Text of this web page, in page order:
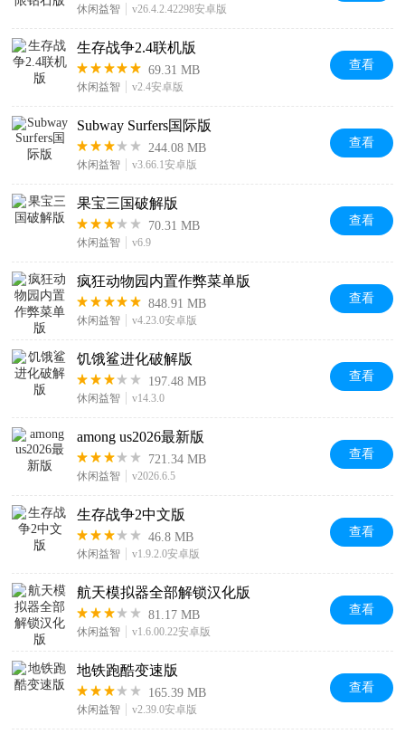
休闲益智 v26.4.2.42298安卓版
生存战争2.4联机版
69.31 MB
休闲益智 v2.4安卓版
查看
Subway Surfers国际版
244.08 MB
休闲益智 v3.66.1安卓版
查看
果宝三国破解版
70.31 MB
休闲益智 v6.9
查看
疯狂动物园内置作弊菜单版
848.91 MB
休闲益智 v4.23.0安卓版
查看
饥饿鲨进化破解版
197.48 MB
休闲益智 v14.3.0
查看
among us2026最新版
721.34 MB
休闲益智 v2026.6.5
查看
生存战争2中文版
46.8 MB
休闲益智 v1.9.2.0安卓版
查看
航天模拟器全部解锁汉化版
81.17 MB
休闲益智 v1.6.00.22安卓版
查看
地铁跑酷变速版
165.39 MB
休闲益智 v2.39.0安卓版
查看